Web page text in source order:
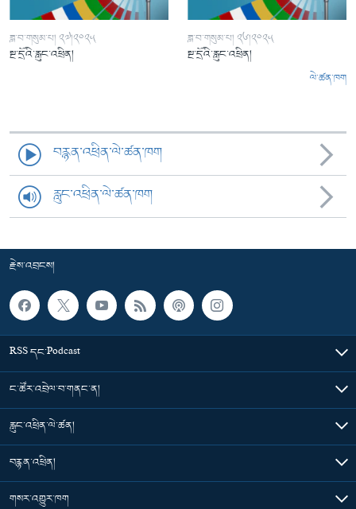
ཟླ་བ་གསུམ་པ། ༢༧།༢༠༢༥
སྔ་དྲོའི་རླུང་འཕྲིན།
ཟླ་བ་གསུམ་པ། ༢༦།༢༠༢༥
སྔ་དྲོའི་རླུང་འཕྲིན།
ལེ་ཚན་ཁག
བརྙན་འཕྲིན་ལེ་ཚན་ཁག
རླུང་འཕྲིན་ལེ་ཚན་ཁག
རྗེས་འབྲངས།
RSS དང་Podcast
ང་ཚོར་འབྲེལ་བ་གནང་ན།
རླུང་འཕྲིན་ལེ་ཚན།
བརྙན་འཕྲིན།
གསར་འགྱུར་ཁག